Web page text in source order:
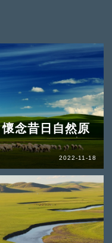
念昔日自然原
2022-11-18